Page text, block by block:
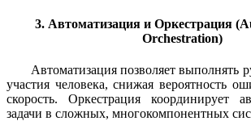
3. Автоматизация и Оркестрация
Orchestration)
Автоматизация позволяет выполнять
участия человека, снижая вероятность
скорость. Оркестрация координирует
задачи в сложных, многокомпонентных